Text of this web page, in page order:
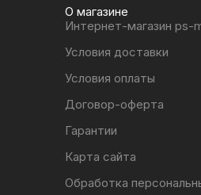
О магазине
Интернет-магазин ps-
Условия доставки
Условия оплаты
Договор-оферта
Гарантии
Карта сайта
Обработка